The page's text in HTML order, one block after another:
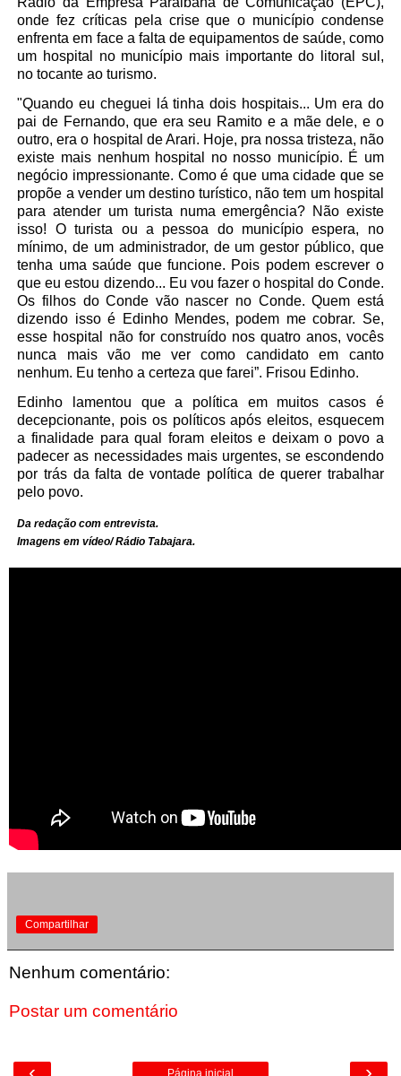
onde fez críticas pela crise que o município condense
enfrenta em face a falta de equipamentos de saúde, como
um hospital no município mais importante do litoral sul,
no tocante ao turismo.
"Quando eu cheguei lá tinha dois hospitais... Um era do
pai de Fernando, que era seu Ramito e a mãe dele, e o
outro, era o hospital de Arari. Hoje, pra nossa tristeza, não
existe mais nenhum hospital no nosso município. É um
negócio impressionante. Como é que uma cidade que se
propõe a vender um destino turístico, não tem um hospital
para atender um turista numa emergência? Não existe
isso! O turista ou a pessoa do município espera, no
mínimo, de um administrador, de um gestor público, que
tenha uma saúde que funcione. Pois podem escrever o
que eu estou dizendo... Eu vou fazer o hospital do Conde.
Os filhos do Conde vão nascer no Conde. Quem está
dizendo isso é Edinho Mendes, podem me cobrar. Se,
esse hospital não for construído nos quatro anos, vocês
nunca mais vão me ver como candidato em canto
nenhum. Eu tenho a certeza que farei”. Frisou Edinho.
Edinho lamentou que a política em muitos casos é
decepcionante, pois os políticos após eleitos, esquecem
a finalidade para qual foram eleitos e deixam o povo a
padecer as necessidades mais urgentes, se escondendo
por trás da falta de vontade política de querer trabalhar
pelo povo.
Da redação com entrevista.
Imagens em vídeo/ Rádio Tabajara.
Compartilhar
Nenhum comentário:
Postar um comentário
Página inicial